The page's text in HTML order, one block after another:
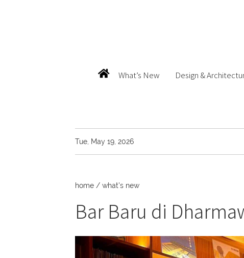
What’s New Design &
Tue, May 19, 2026
home / what's new
Bar Baru di